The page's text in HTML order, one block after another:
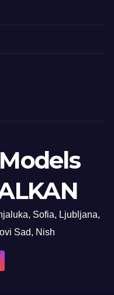
Sofia, Ljubljana,
Sad, Nish